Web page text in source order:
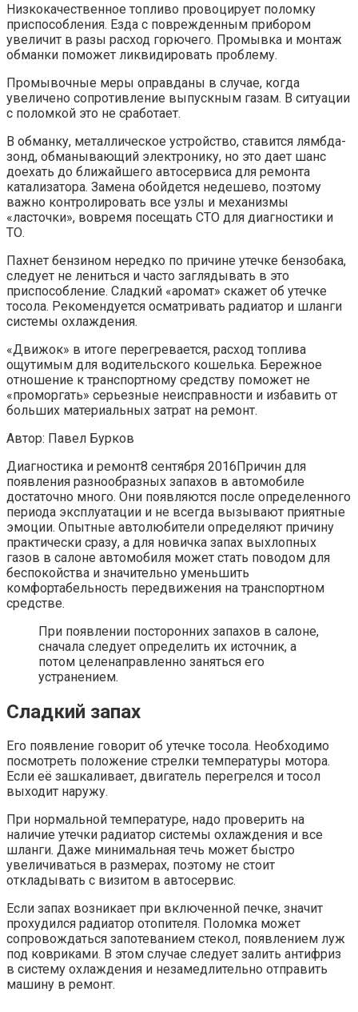
Низкокачественное топливо провоцирует поломку
приспособления. Езда с поврежденным прибором
увеличит в разы расход горючего. Промывка и монтаж
обманки поможет ликвидировать проблему.
Промывочные меры оправданы в случае, когда
увеличено сопротивление выпускным газам. В ситуации
с поломкой это не сработает.
В обманку, металлическое устройство, ставится лямбда-
зонд, обманывающий электронику, но это дает шанс
доехать до ближайшего автосервиса для ремонта
катализатора. Замена обойдется недешево, поэтому
важно контролировать все узлы и механизмы
«ласточки», вовремя посещать СТО для диагностики и
ТО.
Пахнет бензином нередко по причине утечке бензобака,
следует не лениться и часто заглядывать в это
приспособление. Сладкий «аромат» скажет об утечке
тосола. Рекомендуется осматривать радиатор и шланги
системы охлаждения.
«Движок» в итоге перегревается, расход топлива
ощутимым для водительского кошелька. Бережное
отношение к транспортному средству поможет не
«проморгать» серьезные неисправности и избавить от
больших материальных затрат на ремонт.
Автор: Павел Бурков
Диагностика и ремонт8 сентября 2016Причин для
появления разнообразных запахов в автомобиле
достаточно много. Они появляются после определенного
периода эксплуатации и не всегда вызывают приятные
эмоции. Опытные автолюбители определяют причину
практически сразу, а для новичка запах выхлопных
газов в салоне автомобиля может стать поводом для
беспокойства и значительно уменьшить
комфортабельность передвижения на транспортном
средстве.
При появлении посторонних запахов в салоне,
сначала следует определить их источник, а
потом целенаправленно заняться его
устранением.
Сладкий запах
Его появление говорит об утечке тосола. Необходимо
посмотреть положение стрелки температуры мотора.
Если её зашкаливает, двигатель перегрелся и тосол
выходит наружу.
При нормальной температуре, надо проверить на
наличие утечки радиатор системы охлаждения и все
шланги. Даже минимальная течь может быстро
увеличиваться в размерах, поэтому не стоит
откладывать с визитом в автосервис.
Если запах возникает при включенной печке, значит
прохудился радиатор отопителя. Поломка может
сопровождаться запотеванием стекол, появлением луж
под ковриками. В этом случае следует залить антифриз
в систему охлаждения и незамедлительно отправить
машину в ремонт.